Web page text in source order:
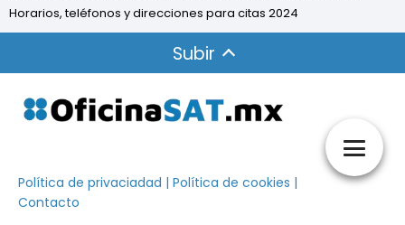
Horarios, teléfonos y direcciones para citas 2024
Subir
Política de privaciadad | Política de cookies |
Contacto